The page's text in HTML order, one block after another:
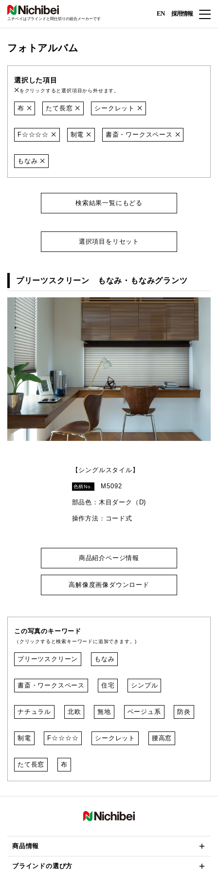
ニチベイはブラインドと間仕切りの総合メーカーです
EN 採用情報
フォトアルバム
選択した項目
をクリックすると選択項目から外せます。
布 たて長窓 シークレット
F☆☆☆☆ 制電 書斎・ワークスペース
もなみ
検索結果一覧にもどる
選択項目をリセット
プリーツスクリーン もなみ・もなみグランツ
【シングルスタイル】
色柄No. M5092
部品色：木目ダーク（D)
操作方法：コード式
商品紹介ページ情報
高解像度画像ダウンロード
この写真のキーワード
（クリックすると検索キーワードに追加できます。)
プリーツスクリーン もなみ
書斎・ワークスペース 住宅 シンプル
ナチュラル 北欧 無地 ベージュ系 防炎
制電 F☆☆☆☆ シークレット 腰高窓
たて長窓 布
商品情報
ブラインドの選び方